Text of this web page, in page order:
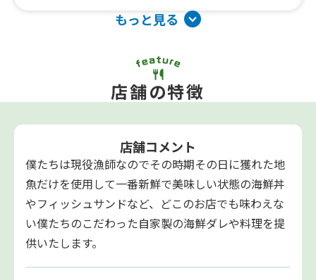
もっと見る
店舗の特徴
店舗コメント
僕たちは現役漁師なのでその時期その日に獲れた地
魚だけを使用して一番新鮮で美味しい状態の海鮮丼
やフィッシュサンドなど、どこのお店でも味わえな
い僕たちのこだわった自家製の海鮮ダレや料理を提
供いたします。